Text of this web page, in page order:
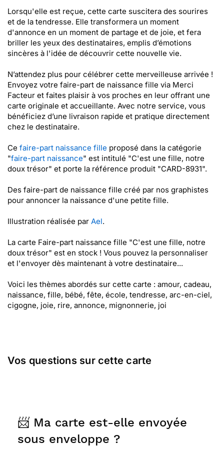
Lorsqu'elle est reçue, cette carte suscitera des sourires
et de la tendresse. Elle transformera un moment
d'annonce en un moment de partage et de joie, et fera
briller les yeux des destinataires, emplis d’émotions
sincères à l'idée de découvrir cette nouvelle vie.
N’attendez plus pour célébrer cette merveilleuse arrivée !
Envoyez votre faire-part de naissance fille via Merci
Facteur et faites plaisir à vos proches en leur offrant une
carte originale et accueillante. Avec notre service, vous
bénéficiez d’une livraison rapide et pratique directement
chez le destinataire.
Ce faire-part naissance fille proposé dans la catégorie
"faire-part naissance" est intitulé "C'est une fille, notre
doux trésor" et porte la référence produit "CARD-8931".
Des faire-part de naissance fille créé par nos graphistes
pour annoncer la naissance d'une petite fille.
Illustration réalisée par Ael.
La carte Faire-part naissance fille "C'est une fille, notre
doux trésor" est en stock ! Vous pouvez la personnaliser
et l'envoyer dès maintenant à votre destinataire...
Voici les thèmes abordés sur cette carte : amour, cadeau,
naissance, fille, bébé, fête, école, tendresse, arc-en-ciel,
cigogne, joie, rire, annonce, mignonnerie, joi
Vos questions sur cette carte
📨 Ma carte est-elle envoyée
sous enveloppe ?